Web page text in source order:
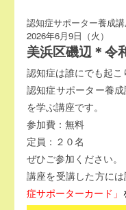
認知症サポーター養成
2026年6月9日（火）
美浜区磯辺＊令
認知症は誰にでも起こ
認知症サポーター養
を学ぶ講座です。
参加費：無料
定員：２０名
ぜひご参加ください。
講座を受講した方に
症サポーターカード」